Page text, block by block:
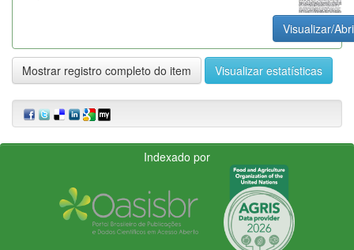
Visualizar/
Mostrar registro completo do item Visualizar estatísticas
Indexado por